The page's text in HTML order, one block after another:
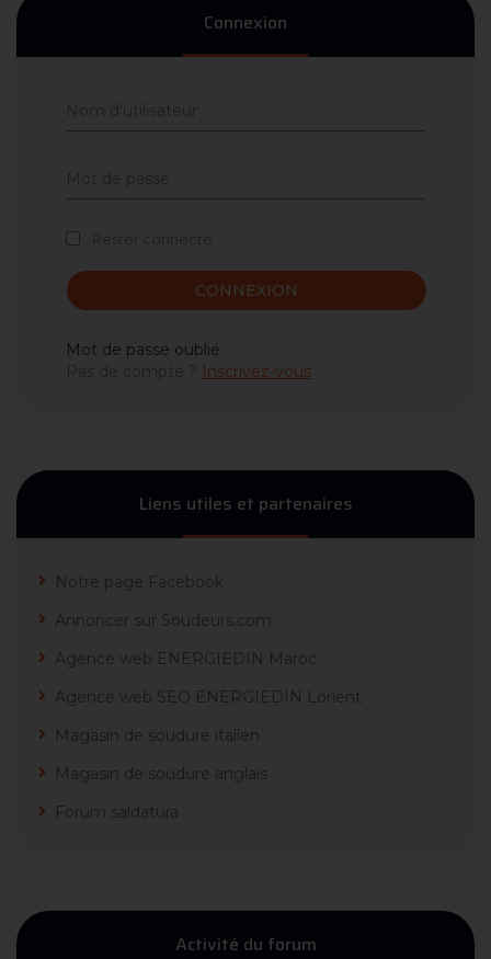
Connexion
CONNEXION
Mot de passe oublié
Inscrivez-vous
Liens utiles et partenaires
Notre page Facebook
Annoncer sur Soudeurs.com
Agence web ENERGIEDIN Maroc
Agence web SEO ENERGIEDIN Lorient
Magasin de soudure italien
Magasin de soudure anglais
Forum saldatura
Activité du forum